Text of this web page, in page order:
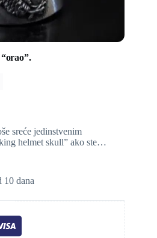
sreće jedinstvenim
helmet skull” ako ste…
10 dana